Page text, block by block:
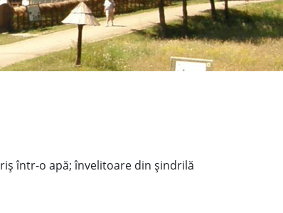
într-o apă; învelitoare din şindrilă